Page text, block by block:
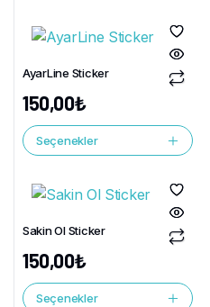
AyarLine Sticker
150,00₺
Seçenekler
Sakin Ol Sticker
150,00₺
Seçenekler